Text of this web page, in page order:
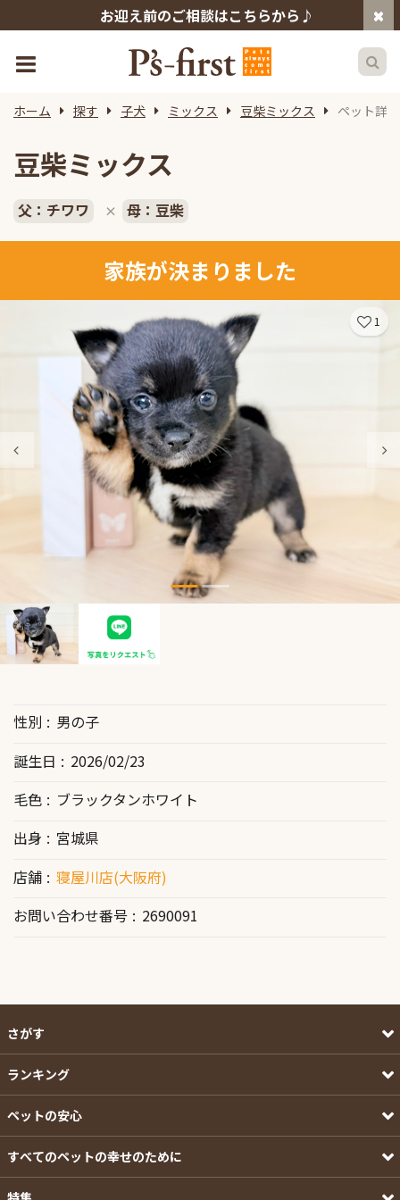
お迎え前のご相談はこちらから♪
ホーム 探す 子犬 ミックス 豆柴ミックス ペット詳細
豆柴ミックス
父：チワワ × 母：豆柴
家族が決まりました
1
性別
男の子
誕生日
2026/02/23
毛色
ブラックタンホワイト
出身
宮城県
店舗
寝屋川店(大阪府)
お問い合わせ番号
2690091
さがす
ランキング
ペットの安心
すべてのペットの幸せのために